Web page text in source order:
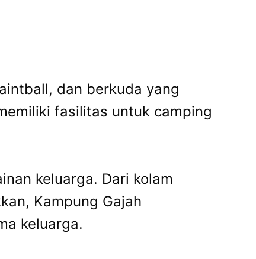
dan berkuda yang
fasilitas untuk camping
keluarga. Dari kolam
Kampung Gajah
keluarga.